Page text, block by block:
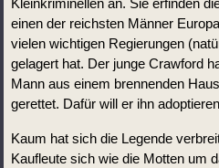
Kleinkriminellen an. Sie erfinden
einen der reichsten Männer
vielen wichtigen Regierungen
gelagert hat. Der junge Crawford
Mann aus einem brennenden
gerettet. Dafür will er ihn
Kaum hat sich die Legende
Kaufleute sich wie die Motten um